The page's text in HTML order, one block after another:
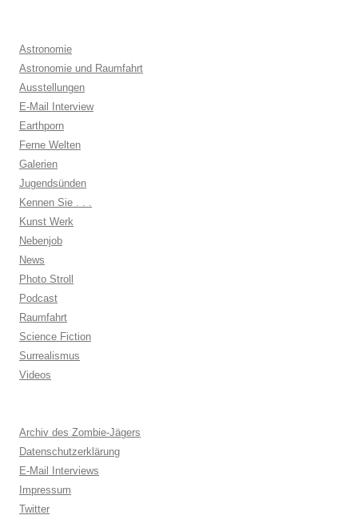
Astronomie
Astronomie und Raumfahrt
Ausstellungen
E-Mail Interview
Earthporn
Ferne Welten
Galerien
Jugendsünden
Kennen Sie . . .
Kunst Werk
Nebenjob
News
Photo Stroll
Podcast
Raumfahrt
Science Fiction
Surrealismus
Videos
Archiv des Zombie-Jägers
Datenschutzerklärung
E-Mail Interviews
Impressum
Twitter